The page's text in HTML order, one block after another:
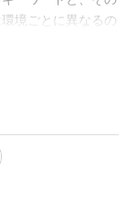
境ごとに異なるの
エラーはORA-00600
と5桁の数字で表され